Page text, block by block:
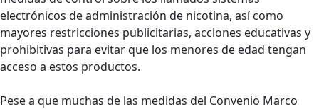
electrónicos de administración de nicotina, así como
mayores restricciones publicitarias, acciones educativas y
prohibitivas para evitar que los menores de edad tengan
acceso a estos productos.
Pese a que muchas de las medidas del Convenio Marco